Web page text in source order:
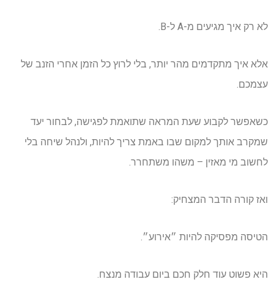
לא רק איך מגיעים מ-A ל-B.
אלא איך מתקדמים מהר יותר, בלי לרוץ כל הזמן אחרי הזנב של
עצמכם.
כשאפשר לקבוע שעת המראה שתואמת לפגישה, לבחור יעד
שמקרב אותך למקום שבו באמת צריך להיות, ולנהל שיחה בלי
לחשוב מי מאזין – משהו משתחרר.
ואז קורה הדבר המצחיק:
הטיסה מפסיקה להיות ״אירוע״.
היא פשוט עוד חלק חכם ביום עבודה מנצח.